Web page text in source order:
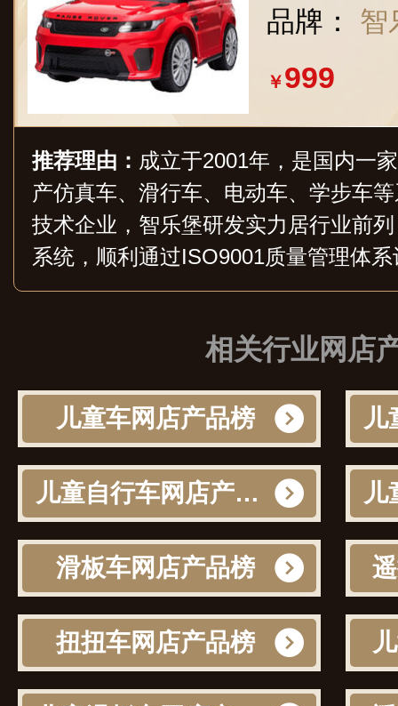
物红
品牌： 智
￥999
推荐理由： 成立于2001年，是国内一
产仿真车、滑行车、电动车、学步车
技术企业，智乐堡研发实力居行业前
系统，顺利通过ISO9001质量管理体
建立人才合作战略，依托扎实的研发
相关行业网店
儿童车网店产品榜
儿童自行车网店产品榜
滑板车网店产品榜
扭扭车网店产品榜